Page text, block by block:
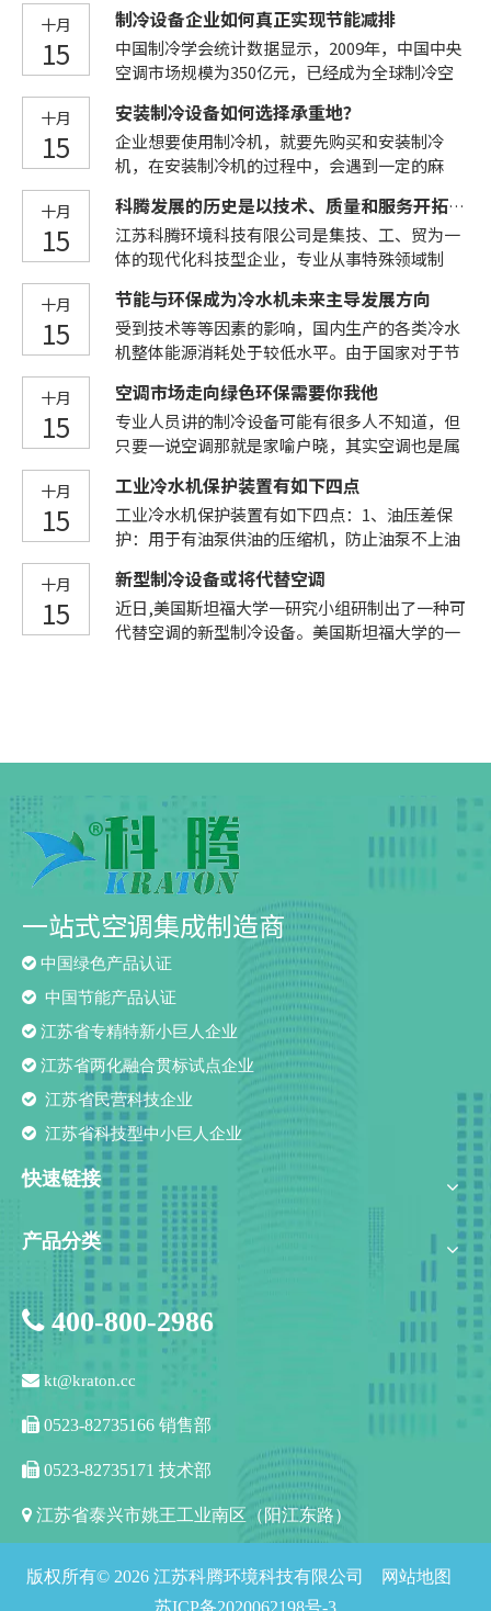
行力、责任心和使命感，不断增强审计团队的协
同力、创造力和凝聚力，在霍总的带领下，2023
年9月2日举办了《把信送给加西亚》读书分享
会，各部门人员围绕“敬业、忠诚、主动、担
当”四个方面，结合工作和生活实际，用生动的
事例，声情并茂地分享了对《把信送给加西亚》
一书的学习感悟及对工作、对生活、对人生的思
考。拒绝“躺平”，做有为青年主动性是这本书
传递给我的一大启迪。完成上级交办的任务是最
起码的要求，发挥主动、创造工作，才会把任务
完成的更好，把事做到极致。“躺平”是近年来
的一个网络
十月
15
制冷设备企业如何真正实现节能减排
中国制冷学会统计数据显示，2009年，中国中央
空调市场规模为350亿元，已经成为全球制冷空
冷业在全球产业链中总体上处于下游和低端位
置，一直是“制冷大国”而不是“制冷强国”，
要向“制冷强国”转变，就必须发展低碳装备，
走在各国的前列。通过企业的发展我们可以看
到，低碳经济正在向产业的每个角落渗透。我们
的目标是——“攀登行业高峰，为低碳排放尽
责”。节能减排俨然成为现今的热门话题，也是
国内外共同关注的焦点，更是我们制冷行业追寻
的发展宗旨。2011年“两会”的召开，节能减排
作为重要话题，又一次被推向高潮。低碳、节
能、环保也成了制冷行业的发展趋势，不少企业
也
十月
15
安装制冷设备如何选择承重地？
企业想要使用制冷机，就要先购买和安装制冷
机，在安装制冷机的过程中，会遇到一定的麻
重，所以安装过程也比较棘手，在安装制冷剂的
时候，企业首先要考虑到的是吊装问题，要知
道，部分中大型制冷机，无法通过人力进行卸车
和移动，要使用吊装机器等设备。除了考虑吊装
之外，制冷机的安装承重地的选择、整修等，也
都是非常重要的。为制冷机选择安装承重地，需
要秉承空间独立、周边无杂物、散热降温和通风
条件好、能避日晒雨淋、环境不会过于潮湿、承
重地容易整修等各方面来考虑。制冷机轻则几十
公斤、重则几百公斤甚至以吨来计，所以，在为
制冷机选择安装承重地的时候，要一步到位，避
免因为承重地选择不合
十月
15
科腾发展的历史是以技术、质量和服务开拓市场的历史
江苏科腾环境科技有限公司是集技、工、贸为一
体的现代化科技型企业，专业从事特殊领域制
务，是国家高新技术企业、江苏省两化融合贯标
试点企业、江苏省专精特新中小企业。科腾发展
的历史是以技术、质量和服务开拓市场的历史。
长期以来，科腾致力于打造深度自信自身产品的
生命力长久的团队。先后与电子科技大学、东北
大学等国内高校建立了密切的产学研合作关系，
获评2021年泰州市“双创”人才（团队）；同时
与国外有关科研机构和专家构成了技术交流合作
网络。公司始终贯彻“品质是一种信仰”的质量
理念，秉承高效、环保、智能、可靠的设计，吸
收国内外空调与制冷的技术，精工细琢，全力打
造出以
十月
15
节能与环保成为冷水机未来主导发展方向
受到技术等等因素的影响，国内生产的各类冷水
机整体能源消耗处于较低水平。由于国家对于节
能耗状态，必然被市场全部淘汰。在不断进行技
术创新的前提下，国内冷水机的生产技术得到全
面的进化。优质的冷水机必须具备节能与环保的
竞争优势。节能可以利用技术完成，而环保需要
更换冷水机的降温介质。使用安全的冷媒完成冷
水机全部降温过程，能够减少环境污染等问题的
出现，尤其针对冷水机冷媒泄露等等问题，如果
继续使用存在有毒物质的冷媒，虽然制冷效果
好，但是对于环境的污染比较严重。只有使用优
质冷媒替代原先的冷媒介质，才能从根本上解决
冷水机环境污染问题。减低能源消耗以及更换优
十月
15
空调市场走向绿色环保需要你我他
专业人员讲的制冷设备可能有很多人不知道，但
只要一说空调那就是家喻户晓，其实空调也是属
调早已经走进了千家万户，由于我们不断地使用
制冷设备，那就加剧了全球的温室效益，地球作
为我们大家共同的一个家，蓝天白云需要我们大
家一起爱护，所以华祥制冷设备有限公司有必要
给大家普及一下空调的相关知识。选购空调时"节
能环保"是你要考虑的主要因素之一吗？受节能补
贴政策的带动，空调市场上一级能效产品销量明
台后，整体
十月
15
工业冷水机保护装置有如下四点
工业冷水机保护装置有如下四点：1、油压差保
护：用于有油泵供油的压缩机，防止油泵不上油
作。保护的方法：用油压差控制器检测油泵进出
口油压差，若油压差持续60g左右达不到正常值
(0.15MPa左右)时，则令压缩机停机。2、吸排气
制压缩机停机。采用制冷剂液泵向蒸发器强制供
液循环的制冷系统中，若泵运转中不上夜，将
十月
15
新型制冷设备或将代替空调
近日,美国斯坦福大学一研究小组研制出了一种可
代替空调的新型制冷设备。美国斯坦福大学的一
采用过散热设备来开发一些运用同样理念的其他
系统来制冷，但是，它们仅仅在晚上太阳光不直
接照射的时候才发挥作用。现在，他们已经制造
出白天也可以发挥作用的多层新型材料。据称，
此种材料能够反射97%的太阳光线，从而达到制
冷的效果。他们展示的模型是一种圆形镜子状隔
板，涂覆
一站式空调集成制造商
 中国绿色产品认证
 中国节能产品认证
 江苏省专精特新小巨人企业
 江苏省两化融合贯标试点企业
 江苏省民营科技企业
 江苏省科技型中小巨人企业
快速链接
产品分类
 400-800-2986
 kt@kraton.cc
 0523-82735166 销售部
 0523-82735171 技术部
 江苏省泰兴市姚王工业南区（阳江东路）
版权所有© 2026 江苏科腾环境科技有限公司 网站地图
苏ICP备2020062198号-3